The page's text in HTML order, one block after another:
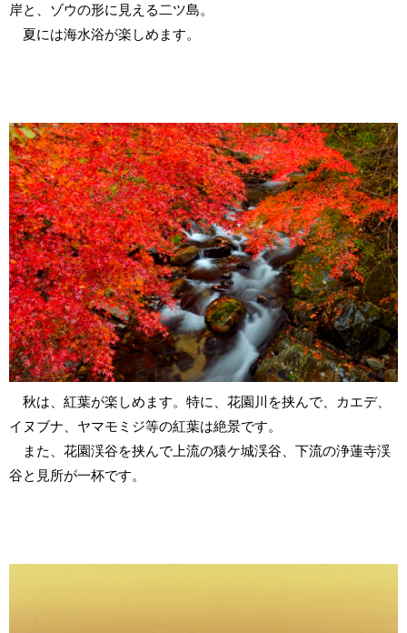
岸と、ゾウの形に見える二ツ島。
夏には海水浴が楽しめます。
秋は、紅葉が楽しめます。特に、花園川を挟んで、カエデ、
イヌブナ、ヤマモミジ等の紅葉は絶景です。
また、花園渓谷を挟んで上流の猿ケ城渓谷、下流の浄蓮寺渓
谷と見所が一杯です。